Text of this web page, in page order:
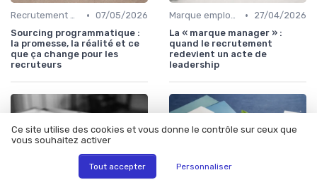
Recrutement & acquisition de talents • 07/05/2026
Sourcing programmatique :
la promesse, la réalité et ce
que ça change pour les
recruteurs
Marque employeur & attractivité •
27/04/2026
La « marque manager » :
quand le recrutement
redevient un acte de
leadership
Ce site utilise des cookies et vous donne le contrôle sur ceux que
vous souhaitez activer
Tout accepter Personnaliser